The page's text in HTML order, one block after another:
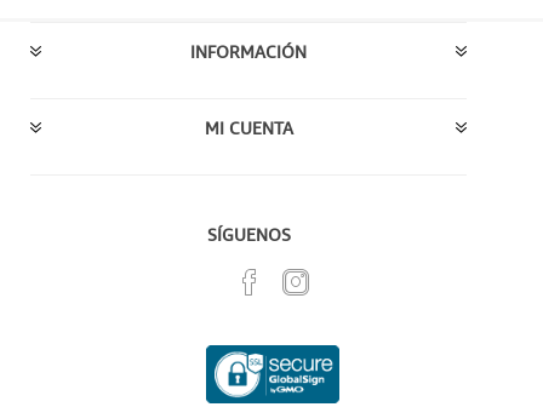
INFORMACIÓN
MI CUENTA
SÍGUENOS